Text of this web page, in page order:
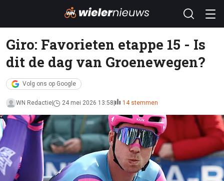
Giro: Favorieten etappe 15 - Is
dit de dag van Groenewegen?
Volg ons op Google
WN Redactie 24 mei 2026 13:58 14 stemmen